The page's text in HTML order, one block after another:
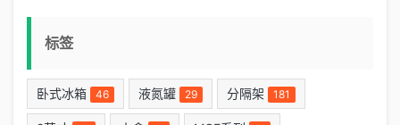
标签
卧式冰箱 46 液氮罐 29 分隔架 181